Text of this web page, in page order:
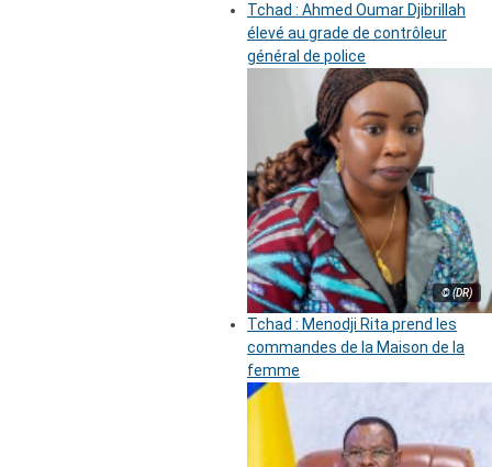
Tchad : Ahmed Oumar Djibrillah
élevé au grade de contrôleur
général de police
© (DR)
Tchad : Menodji Rita prend les
commandes de la Maison de la
femme